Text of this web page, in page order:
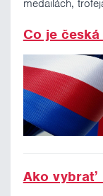
medailách,
Co je
Ako vybrať